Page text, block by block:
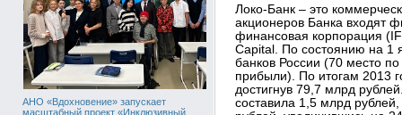
АНО «Вдохновение» запускает
масштабный проект «Инклюзивный
Локо-Банк – это
акционеров Банка входят
финансовая корпорация
Capital. По состоянию на 1
банков России (70 место
прибыли). По итогам 2013
достигнув 79,7 млрд
составила 1,5 млрд